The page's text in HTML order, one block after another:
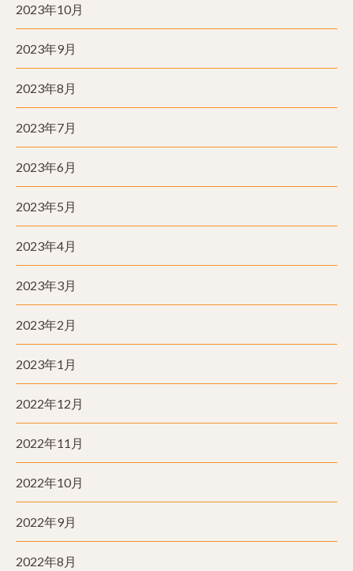
2023年10月
2023年9月
2023年8月
2023年7月
2023年6月
2023年5月
2023年4月
2023年3月
2023年2月
2023年1月
2022年12月
2022年11月
2022年10月
2022年9月
2022年8月